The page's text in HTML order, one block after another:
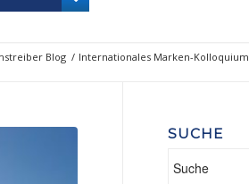
Blog / Internationales Marken-Kolloquium
SUCHE